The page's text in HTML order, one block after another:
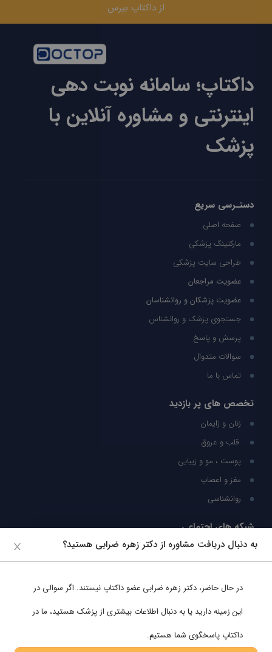
از داکتاپ بپرس
داکتاپ؛ سامانه نوبت دهی
اینترنتی و مشاوره آنلاین با
پزشک
دستـرسی سریع
صفحه اصلی
مارکتینگ پزشکی
طراحی سایت پزشکی
عضویت مراجعان
عضویت پزشکان و روانشناسان
جستجوی پزشک و روانشناس
پرسش و پاسخ
سوالات متدوال
تماس با ما
تخصص های پر بازدید
زنان و زایمان
قلب و عروق
پوست ، مو و زیبایی
مغز و اعصاب
روانشناسی
شبکه های اجتماعی
ما را در شبکه های اجتماعی دنبال کنید
به دنبال دریافت مشاوره از دکتر زهره ضرابی هستید؟
در حال حاضر، دکتر زهره ضرابی عضو داکتاپ نیستند. اگر سوالی در
این زمینه دارید یا به دنبال اطلاعات بیشتری از پزشک هستید، ما در
داکتاپ پاسخگوی شما هستیم.